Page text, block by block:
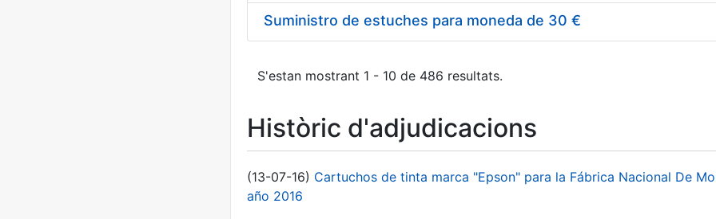
Suministro de estuches para moneda de 30 €
S'estan mostrant 1 - 10 de 486 resultats.
Històric d'adjudicacions
(13-07-16) Cartuchos de tinta marca "Epson" para la Fábrica Nacional De
año 2016